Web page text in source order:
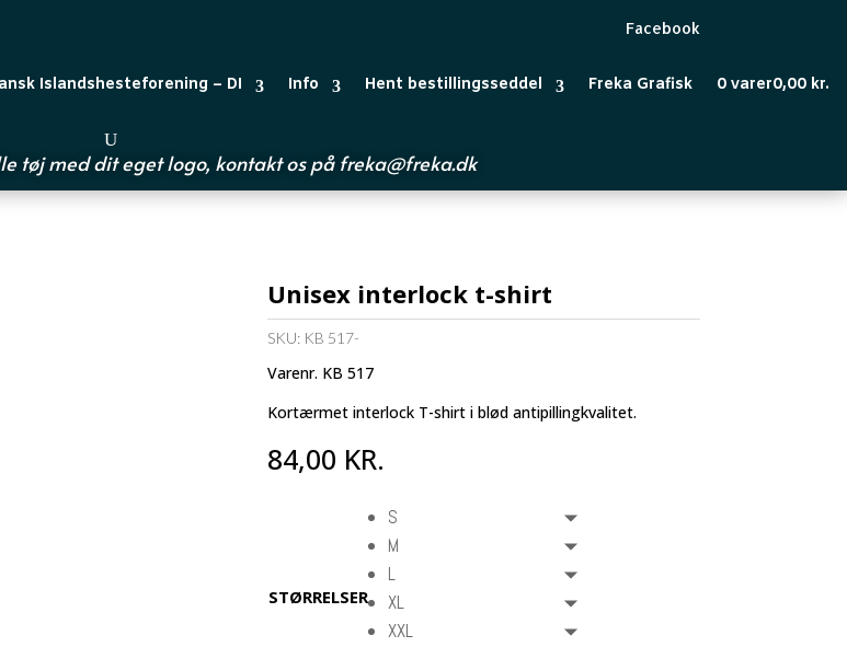
Facebook
Islandshesteforening – DI Info Hent bestillingsseddel Freka Grafisk 0 varer0,00 kr.
tøj med dit eget logo, kontakt os på freka@freka.dk
Unisex interlock t-shirt
SKU: KB 517-
Varenr. KB 517
Kortærmet interlock T-shirt i blød antipillingkvalitet.
84,00 KR.
STØRRELSER
S
M
L
XL
XXL